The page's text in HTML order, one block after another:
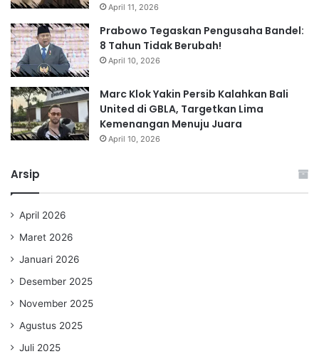
April 11, 2026
Prabowo Tegaskan Pengusaha Bandel:
8 Tahun Tidak Berubah!
April 10, 2026
Marc Klok Yakin Persib Kalahkan Bali
United di GBLA, Targetkan Lima
Kemenangan Menuju Juara
April 10, 2026
Arsip
April 2026
Maret 2026
Januari 2026
Desember 2025
November 2025
Agustus 2025
Juli 2025